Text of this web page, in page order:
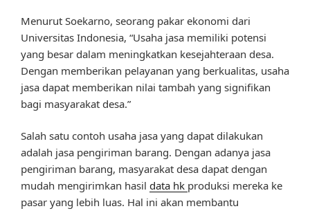
Menurut Soekarno, seorang pakar ekonomi dari
Universitas Indonesia, “Usaha jasa memiliki potensi
yang besar dalam meningkatkan kesejahteraan desa.
Dengan memberikan pelayanan yang berkualitas, usaha
jasa dapat memberikan nilai tambah yang signifikan
bagi masyarakat desa.”
Salah satu contoh usaha jasa yang dapat dilakukan
adalah jasa pengiriman barang. Dengan adanya jasa
pengiriman barang, masyarakat desa dapat dengan
mudah mengirimkan hasil data hk produksi mereka ke
pasar yang lebih luas. Hal ini akan membantu